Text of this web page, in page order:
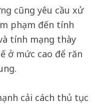
cũng yêu cầu xử
phạm đến tính
tính mạng thày
ở mức cao để răn
cải cách thủ tục